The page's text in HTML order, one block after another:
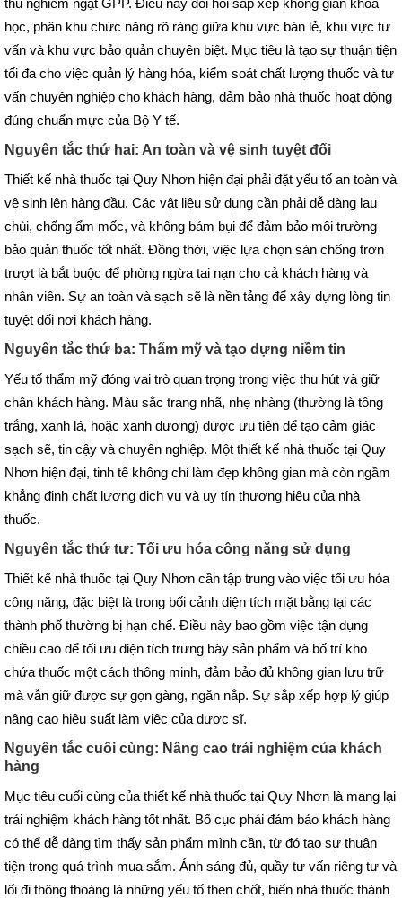
thủ nghiêm ngặt GPP. Điều này đòi hỏi sắp xếp không gian khoa
học, phân khu chức năng rõ ràng giữa khu vực bán lẻ, khu vực tư
vấn và khu vực bảo quản chuyên biệt. Mục tiêu là tạo sự thuận tiện
tối đa cho việc quản lý hàng hóa, kiểm soát chất lượng thuốc và tư
vấn chuyên nghiệp cho khách hàng, đảm bảo nhà thuốc hoạt động
đúng chuẩn mực của Bộ Y tế.
Nguyên tắc thứ hai: An toàn và vệ sinh tuyệt đối
Thiết kế nhà thuốc tại Quy Nhơn hiện đại phải đặt yếu tố an toàn và
vệ sinh lên hàng đầu. Các vật liệu sử dụng cần phải dễ dàng lau
chùi, chống ẩm mốc, và không bám bụi để đảm bảo môi trường
bảo quản thuốc tốt nhất. Đồng thời, việc lựa chọn sàn chống trơn
trượt là bắt buộc để phòng ngừa tai nạn cho cả khách hàng và
nhân viên. Sự an toàn và sạch sẽ là nền tảng để xây dựng lòng tin
tuyệt đối nơi khách hàng.
Nguyên tắc thứ ba: Thẩm mỹ và tạo dựng niềm tin
Yếu tố thẩm mỹ đóng vai trò quan trọng trong việc thu hút và giữ
chân khách hàng. Màu sắc trang nhã, nhẹ nhàng (thường là tông
trắng, xanh lá, hoặc xanh dương) được ưu tiên để tạo cảm giác
sạch sẽ, tin cậy và chuyên nghiệp. Một thiết kế nhà thuốc tại Quy
Nhơn hiện đại, tinh tế không chỉ làm đẹp không gian mà còn ngầm
khẳng định chất lượng dịch vụ và uy tín thương hiệu của nhà
thuốc.
Nguyên tắc thứ tư: Tối ưu hóa công năng sử dụng
Thiết kế nhà thuốc tại Quy Nhơn cần tập trung vào việc tối ưu hóa
công năng, đặc biệt là trong bối cảnh diện tích mặt bằng tại các
thành phố thường bị hạn chế. Điều này bao gồm việc tận dụng
chiều cao để tối ưu diện tích trưng bày sản phẩm và bố trí kho
chứa thuốc một cách thông minh, đảm bảo đủ không gian lưu trữ
mà vẫn giữ được sự gọn gàng, ngăn nắp. Sự sắp xếp hợp lý giúp
nâng cao hiệu suất làm việc của dược sĩ.
Nguyên tắc cuối cùng: Nâng cao trải nghiệm của khách
hàng
Mục tiêu cuối cùng của thiết kế nhà thuốc tại Quy Nhơn là mang lại
trải nghiệm khách hàng tốt nhất. Bố cục phải đảm bảo khách hàng
có thể dễ dàng tìm thấy sản phẩm mình cần, từ đó tạo sự thuận
tiện trong quá trình mua sắm. Ánh sáng đủ, quầy tư vấn riêng tư và
lối đi thông thoáng là những yếu tố then chốt, biến nhà thuốc thành